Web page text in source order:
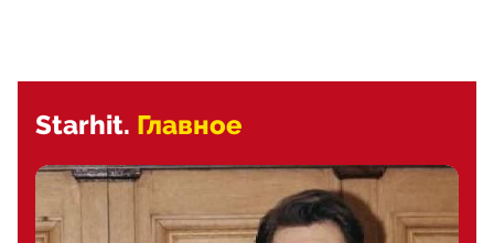
Starhit. Главное